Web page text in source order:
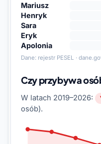
Mariusz
Henryk
Sara
Eryk
Apolonia
Dane: rejestr PESEL ·
Czy przybywa
W latach 2019–2026:
osób).